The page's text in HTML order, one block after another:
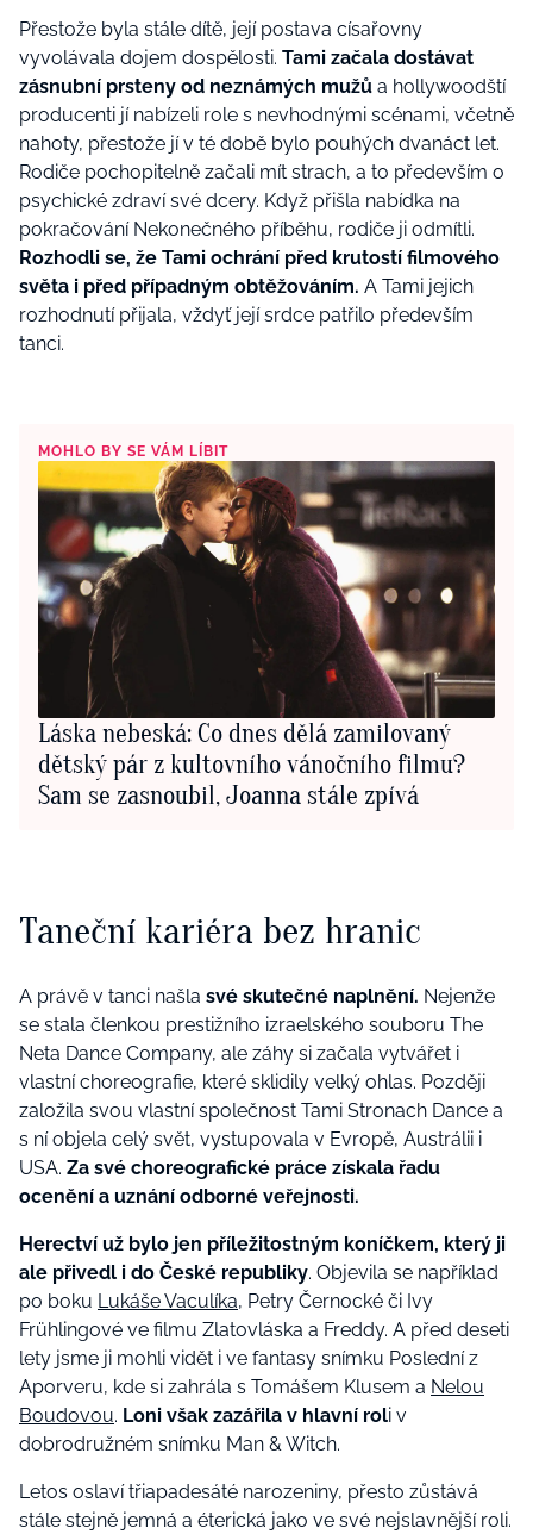
Přestože byla stále dítě, její postava císařovny
vyvolávala dojem dospělosti. Tami začala dostávat
zásnubní prsteny od neznámých mužů a hollywoodští
producenti jí nabízeli role s nevhodnými scénami, včetně
nahoty, přestože jí v té době bylo pouhých dvanáct let.
Rodiče pochopitelně začali mít strach, a to především o
psychické zdraví své dcery. Když přišla nabídka na
pokračování Nekonečného příběhu, rodiče ji odmítli.
Rozhodli se, že Tami ochrání před krutostí filmového
světa i před případným obtěžováním. A Tami jejich
rozhodnutí přijala, vždyť její srdce patřilo především
tanci.
MOHLO BY SE VÁM LÍBIT
Láska nebeská: Co dnes dělá zamilovaný
dětský pár z kultovního vánočního filmu?
Sam se zasnoubil, Joanna stále zpívá
Taneční kariéra bez hranic
A právě v tanci našla své skutečné naplnění. Nejenže
se stala členkou prestižního izraelského souboru The
Neta Dance Company, ale záhy si začala vytvářet i
vlastní choreografie, které sklidily velký ohlas. Později
založila svou vlastní společnost Tami Stronach Dance a
s ní objela celý svět, vystupovala v Evropě, Austrálii i
USA. Za své choreografické práce získala řadu
ocenění a uznání odborné veřejnosti.
Herectví už bylo jen příležitostným koníčkem, který ji
ale přivedl i do České republiky. Objevila se například
po boku Lukáše Vaculíka, Petry Černocké či Ivy
Frühlingové ve filmu Zlatovláska a Freddy. A před deseti
lety jsme ji mohli vidět i ve fantasy snímku Poslední z
Aporveru, kde si zahrála s Tomášem Klusem a Nelou
Boudovou. Loni však zazářila v hlavní roli v
dobrodružném snímku Man & Witch.
Letos oslaví třiapadesáté narozeniny, přesto zůstává
stále stejně jemná a éterická jako ve své nejslavnější roli.